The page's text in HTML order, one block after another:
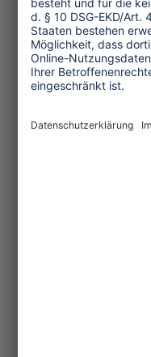
Folgenden
Der